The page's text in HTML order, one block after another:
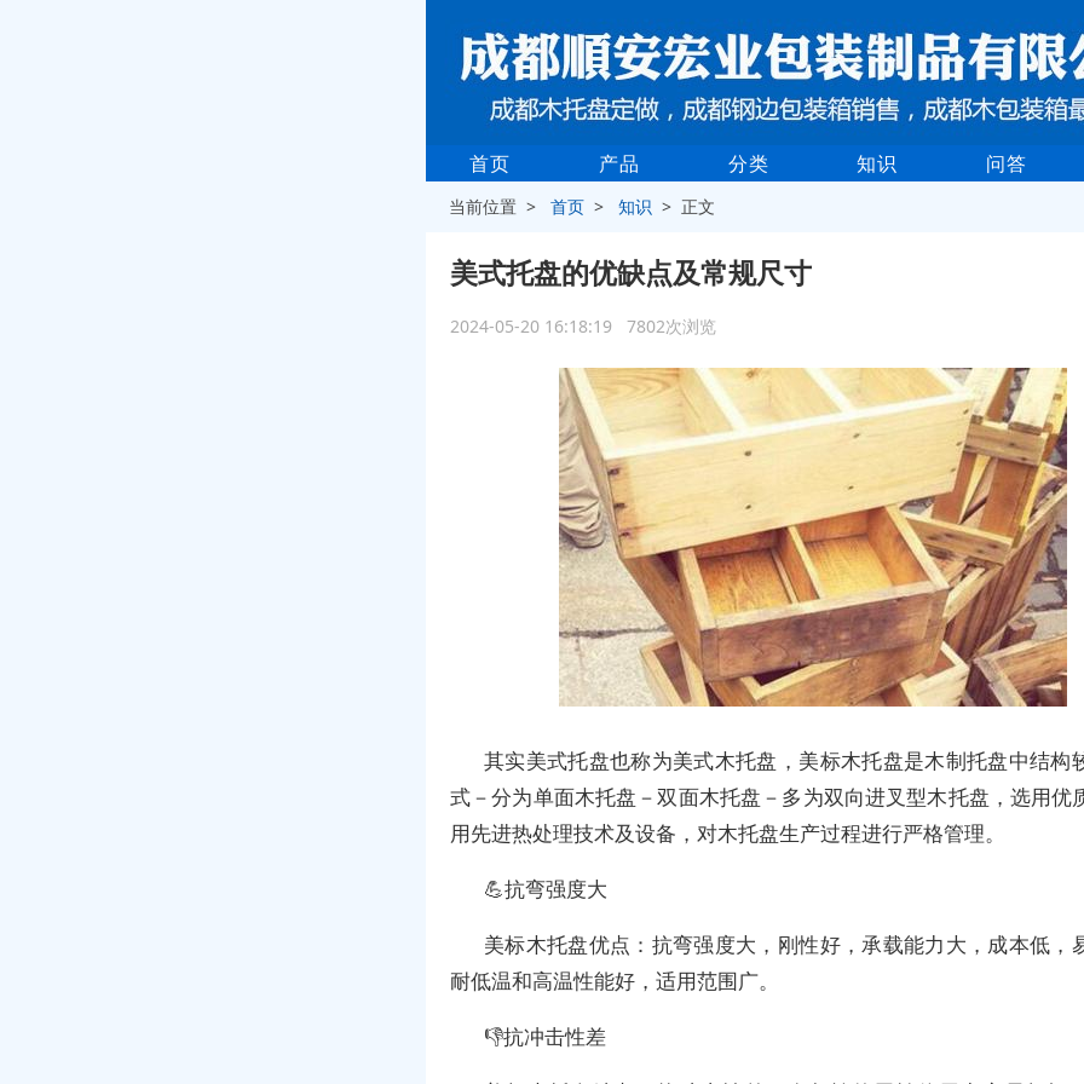
首页 产品 分类 知识 问答
当前位置 >首页 >知识 > 正文
美式托盘的优缺点及常规尺寸
2024-05-20 16:18:19 7802次浏览
其实美式托盘也称为美式木托盘，美标木托盘是木制托盘中结构
式－分为单面木托盘－双面木托盘－多为双向进叉型木托盘，选用优
用先进热处理技术及设备，对木托盘生产过程进行严格管理。
💪抗弯强度大
美标木托盘优点：抗弯强度大，刚性好，承载能力大，成本低，
耐低温和高温性能好，适用范围广。
👎抗冲击性差